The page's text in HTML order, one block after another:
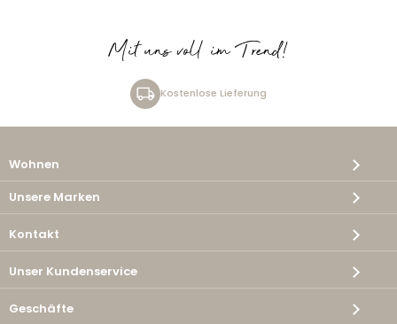
Mit uns voll im Trend!
Kostenlose Lieferung
Wohnen
Unsere Marken
Kontakt
Unser Kundenservice
Geschäfte